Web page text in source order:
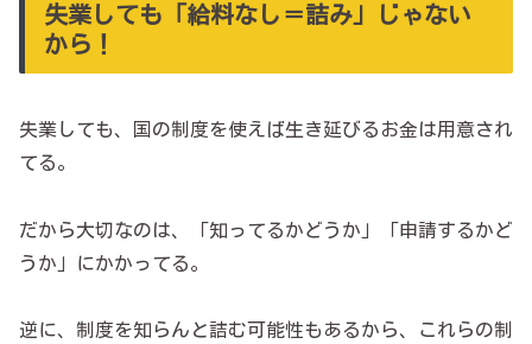
失業しても「給料なし＝詰み」じゃない
から！
失業しても、国の制度を使えば生き延びるお金は用意され
てる。
だから大切なのは、「知ってるかどうか」「申請するかど
うか」にかかってる。
逆に、制度を知らんと詰む可能性もあるから、これらの制